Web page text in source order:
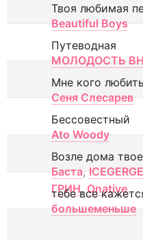
Твоя любимая
Beautiful Boys
Путеводная
МОЛОДОСТЬ
Мне кого
Сеня Слесарев
Бессовестный
Ato Woody
Возле дома
Баста,
ГРИН, Onative
тебе все
большеменьше